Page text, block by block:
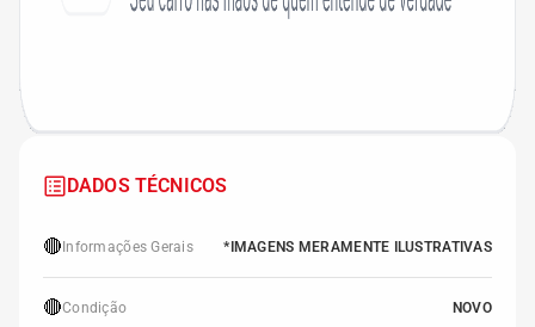
DADOS TÉCNICOS
🔴 Informações Gerais *IMAGENS MERAMENTE ILUSTRATIVAS
🔴Condição NOVO